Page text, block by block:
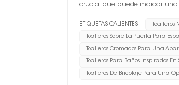
crucial que puede marcar una
ETIQUETAS CALIENTES : Toalleros
Toalleros Sobre La Puerta Para
Toalleros Cromados Para Una
Toalleros Para Baños Inspirados En
Toalleros De Bricolaje Para Una